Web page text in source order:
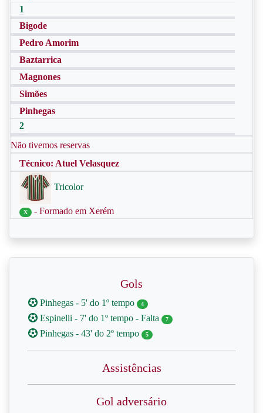
1
Bigode
Pedro Amorim
Baztarrica
Magnones
Simões
Pinhegas
2
Não tivemos reservas
Técnico: Atuel Velasquez
Tricolor
X - Formado em Xerém
Gols
Pinhegas - 5' do 1º tempo 4
Espinelli - 7' do 1º tempo - Falta 7
Pinhegas - 43' do 2º tempo 5
Assistências
Gol adversário